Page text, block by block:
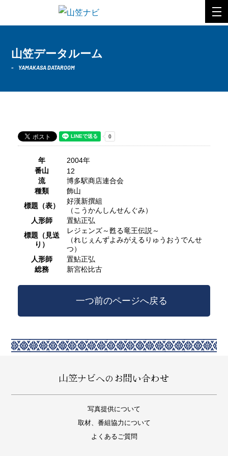
山笠データルーム
YAMAKASA DATAROOM
年
2004年
番山
12
流
博多駅商店連合会
種類
飾山
標題（表）
好漢新撰組
（こうかんしんせんぐみ）
人形師
置鮎正弘
標題（見送
り）
レジェンズ～甦る竜王伝説～
（れじぇんずよみがえるりゅうおうでんせ
つ）
人形師
置鮎正弘
総務
新宮松比古
一つ前のページへ戻る
山笠ナビへのお問い合わせ
写真提供について
取材、番組協力について
よくあるご質問